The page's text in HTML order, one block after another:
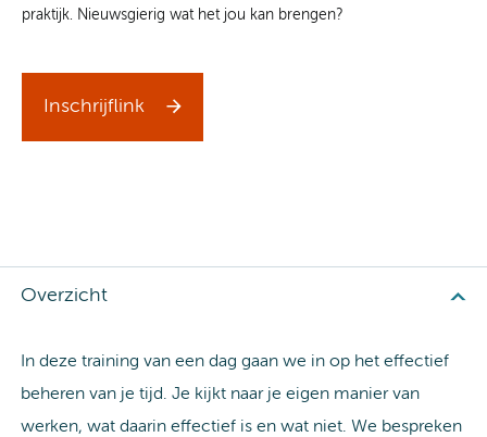
praktijk. Nieuwsgierig wat het jou kan brengen?
Inschrijflink
Overzicht
In deze training van een dag gaan we in op het effectief
beheren van je tijd. Je kijkt naar je eigen manier van
werken, wat daarin effectief is en wat niet. We bespreken